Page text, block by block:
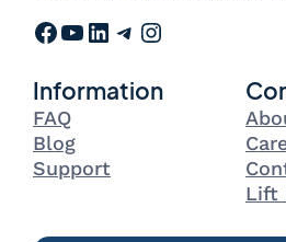
Facebook YouTube LinkedIn Telegram Instagram
Information
FAQ
Blog
Support
Lift